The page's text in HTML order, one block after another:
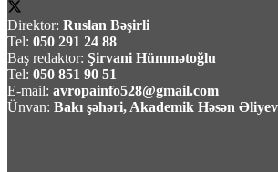
Rusiydan Bakıya uçan
aeroportda saxlanıldı
Direktor: Ruslan Bəşirli
Tel: 050 291 24 88
Baş redaktor: Şirvani Hümmətoğlu
Tel: 050 851 90 51
E-mail: avropainfo528@gmail.com
Ünvan: Bakı şəhəri, Akademik Həsən